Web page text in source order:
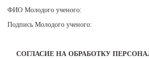
ФИО Молодого ученого:
Подпись Молодого ученого:
СОГЛАСИЕ НА ОБРАБОТКУ